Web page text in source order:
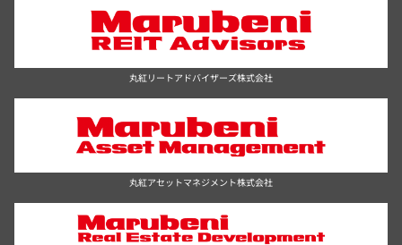
丸紅リートアドバイザーズ株式会社
丸紅アセットマネジメント株式会社